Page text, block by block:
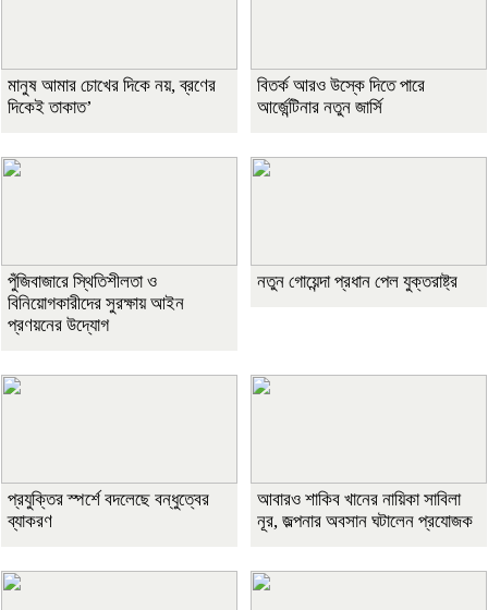
মানুষ আমার চোখের দিকে নয়, ব্রণের
দিকেই তাকাত’
বিতর্ক আরও উস্কে দিতে পারে
আর্জেন্টিনার নতুন জার্সি
পুঁজিবাজারে স্থিতিশীলতা ও
বিনিয়োগকারীদের সুরক্ষায় আইন
প্রণয়নের উদ্যোগ
নতুন গোয়েন্দা প্রধান পেল যুক্তরাষ্ট্র
প্রযুক্তির স্পর্শে বদলেছে বন্ধুত্বের
ব্যাকরণ
আবারও শাকিব খানের নায়িকা সাবিলা
নূর, জল্পনার অবসান ঘটালেন প্রযোজক